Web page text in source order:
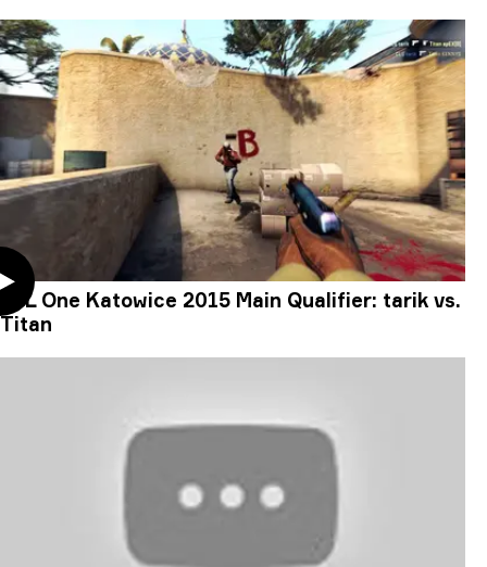
ESL One Katowice 2015 Main Qualifier: tarik vs.
Titan